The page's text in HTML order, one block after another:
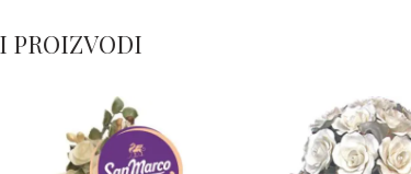
PROIZVODI